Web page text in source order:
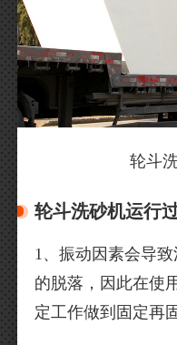
轮斗
轮斗洗砂机运行
1、振动因素会导
的脱落，因此在使
定工作做到固定再